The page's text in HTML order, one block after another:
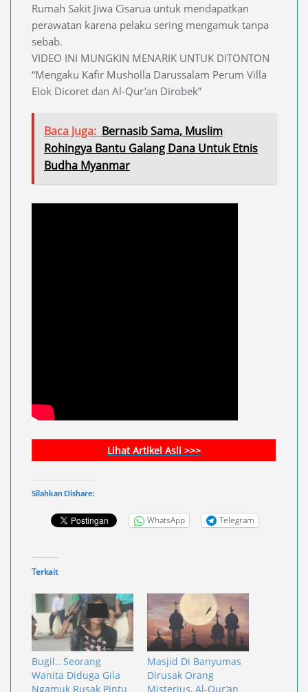
Rumah Sakit Jiwa Cisarua untuk mendapatkan
perawatan karena pelaku sering mengamuk tanpa
sebab.
VIDEO INI MUNGKIN MENARIK UNTUK DITONTON
“Mengaku Kafir Musholla Darussalam Perum Villa
Elok Dicoret dan Al-Qur’an Dirobek”
Baca Juga: Bernasib Sama, Muslim
Rohingya Bantu Galang Dana Untuk Etnis
Budha Myanmar
Lihat Artikel Asli >>>
Silahkan Dishare:
WhatsApp Telegram
Terkait
Bugil.. Seorang
Wanita Diduga Gila
Ngamuk Rusak Pintu
Masjid Di Banyumas
Dirusak Orang
Misterius, Al-Qur’an